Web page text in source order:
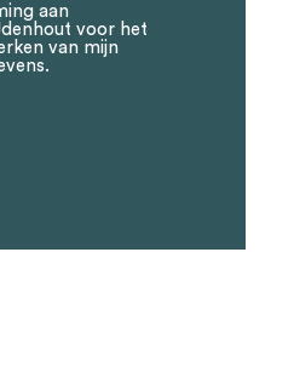
aan
voor het
van mijn